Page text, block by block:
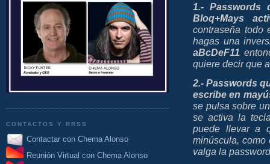
CONTACTOS Y RRSS
Contactar con Chema Alonso
Reunión Virtual con Chema Alonso
1.- Passwords
Bloq+Mays
contraseña todo
hagas una
aBcDeF11
quiere decir que
2.- Passwords
escribe en
se pulsa sobre
se activa la
puede llevar a
minúscula,
valga la